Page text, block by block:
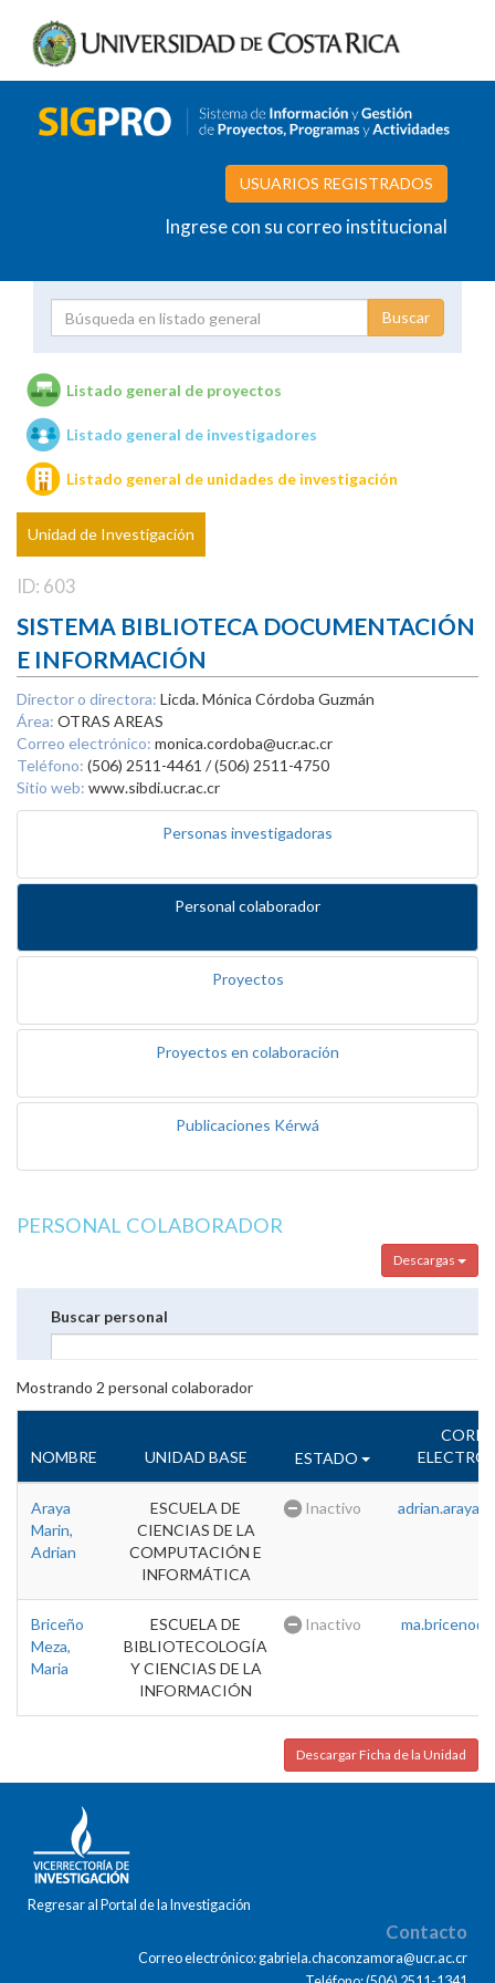
USUARIOS REGISTRADOS
Ingrese con su correo institucional
Unidades de investigación
Listado general de proyectos
Listado general de investigadores
Listado general de unidades de investigación
Unidad de Investigación
ID: 603
SISTEMA BIBLIOTECA DOCUMENTACIÓN
E INFORMACIÓN
Director o directora: Licda. Mónica Córdoba Guzmán
Área: OTRAS AREAS
Correo electrónico: monica.cordoba@ucr.ac.cr
Teléfono: (506) 2511-4461 / (506) 2511-4750
Sitio web: www.sibdi.ucr.ac.cr
Personas investigadoras
Personal colaborador
Proyectos
Proyectos en colaboración
Publicaciones Kérwá
PERSONAL COLABORADOR
Descargas
Buscar personal
Mostrando 2 personal colaborador
NOMBRE UNIDAD BASE ESTADO
Araya
Marin,
Adrian
ESCUELA DE
CIENCIAS DE LA
COMPUTACIÓN E
INFORMÁTICA
Inactivo
Briceño
Meza,
Maria
ESCUELA DE
BIBLIOTECOLOGÍA
Y CIENCIAS DE LA
INFORMACIÓN
Inactivo
Descargar Ficha de la Unidad
Regresar al Portal de la Investigación
Contacto
Correo electrónico: gabriela.chaconzamora@ucr.ac.cr